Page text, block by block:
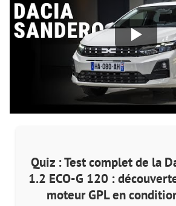
Quiz : Test complet de la
1.2 ECO-G 120 :
moteur GPL en